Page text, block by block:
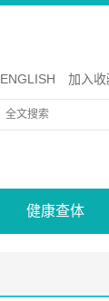
ENGLISH 加入收
健康查体